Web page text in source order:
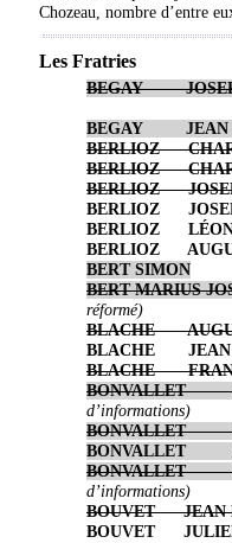
Chozeau, nombre d’entre
Les Fratries
BEGAY
BEGAY JEAN
BERLIOZ
BERLIOZ
BERLIOZ
BERLIOZ
BERLIOZ
BERLIOZ
BERT SIMON
BERT MARIUS
réformé)
BLACHE
BLACHE JEAN
BLACHE
BONVALLET
d’informations)
BONVALLET
BONVALLET
BONVALLET
d’informations)
BOUVET JEAN
BOUVET